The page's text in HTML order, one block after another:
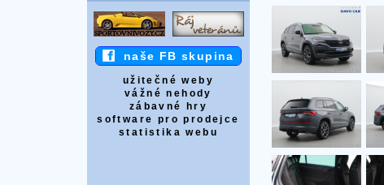
naše FB skupina
užitečné weby
vážné nehody
zábavné hry
software pro prodejce
statistika webu